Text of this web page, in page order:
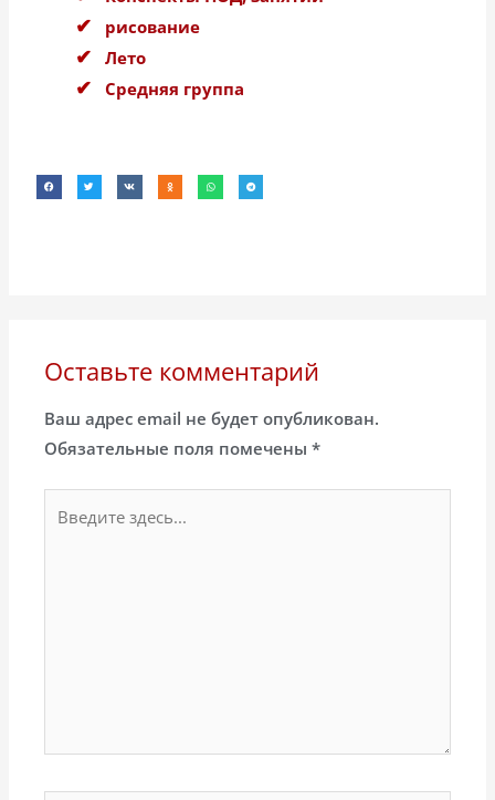
рисование
Лето
Средняя группа
Оставьте комментарий
Ваш адрес email не будет опубликован.
Обязательные поля помечены*
здесь...